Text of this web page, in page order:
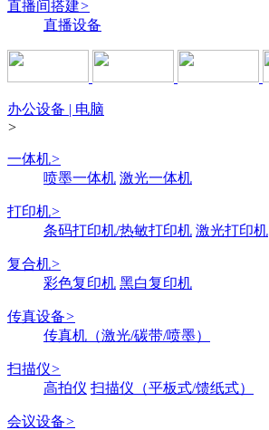
直播间搭建>
直播设备
办公设备 | 电脑
>
一体机>
喷墨一体机 激光一体机
打印机>
条码打印机/热敏打印机 激光打印机
复合机>
彩色复印机 黑白复印机
传真设备>
传真机（激光/碳带/喷墨）
扫描仪>
高拍仪 扫描仪（平板式/馈纸式）
会议设备>